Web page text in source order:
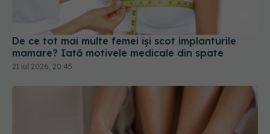
De ce tot mai multe femei își scot implanturile
mamare? Iată motivele medicale din spate
21 iul 2026, 20:45